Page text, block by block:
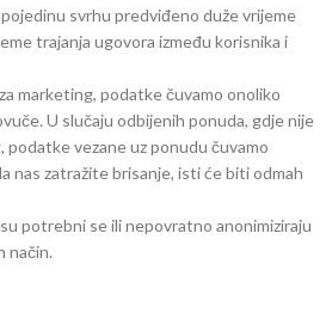
svrhu predviđeno duže vrijeme
trajanja ugovora između korisnika i
marketing, podatke čuvamo onoliko
U slučaju odbijenih ponuda, gdje nije
podatke vezane uz ponudu čuvamo
nas zatražite brisanje, isti će biti odmah
potrebni se ili nepovratno anonimiziraju
način.